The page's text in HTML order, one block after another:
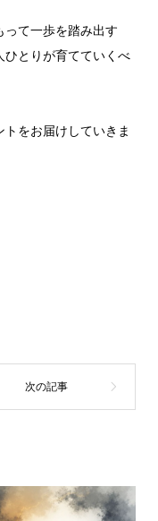
って一歩を踏み出す
とりが育てていくべ
をお届けしていきま